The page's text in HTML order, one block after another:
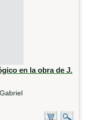
en la obra de J.